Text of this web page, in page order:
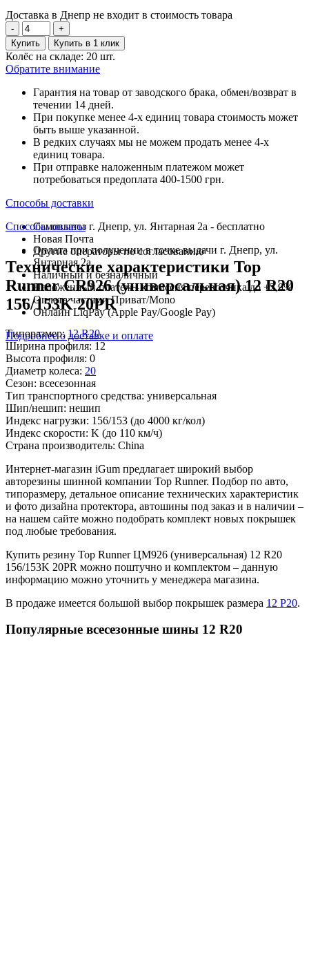
Доставка в Днепр не входит в стоимость товара
-
+
Купить
Купить в 1 клик
Колёс на складе: 20 шт.
Обратите внимание
Гарантия на товар от заводского брака, обмен/возврат в
течении 14 дней.
При покупке менее 4-х единиц товара стоимость может
быть выше указанной.
В редких случаях мы не можем продать менее 4-х
единиц товара.
При отправке наложенным платежом может
потребоваться предоплата 400-1500 грн.
Способы доставки
Самовывоз г. Днепр, ул. Янтарная 2а - бесплатно
Новая Почта
Другие операторы по согласованию
Способы оплаты
Оплата при получении в точке выдачи г. Днепр, ул.
Янтарная 2а
Наличный и безналичный
Наложенный платеж - комиссия перевозчика до +2,9%
Оплата частями Приват/Mono
Онлайн LiqPay (Apple Pay/Google Pay)
Подробнее о доставке и оплате
Технические характеристики Top
Runner CR926 (универсальная) 12 R20
156/153K 20PR
Типоразмер: 12 R20
Ширина профиля: 12
Высота профиля: 0
Диаметр колеса: 20
Сезон: всесезонная
Тип транспортного средства: универсальная
Шип/нешип: нешип
Индекс нагрузки: 156/153 (до 4000 кг/кол)
Индекс скорости: K (до 110 км/ч)
Страна производитель: China
Интернет-магазин iGum предлагает широкий выбор
авторезины шинной компании Top Runner. Подбор по авто,
типоразмеру, детальное описание технических характеристик
и фото дизайна протектора, автошины под заказ и в наличии –
на нашем сайте можно подобрать комплект новых покрышек
под любые требования.
Купить резину Top Runner ЦМ926 (универсальная) 12 R20
156/153K 20PR можно поштучно и комплектом – данную
информацию можно уточнить у менеджера магазина.
В продаже имеется большой выбор покрышек размера 12 Р20.
Популярные всесезонные шины 12 R20